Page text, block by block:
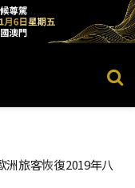
洲旅客恢復2019年八